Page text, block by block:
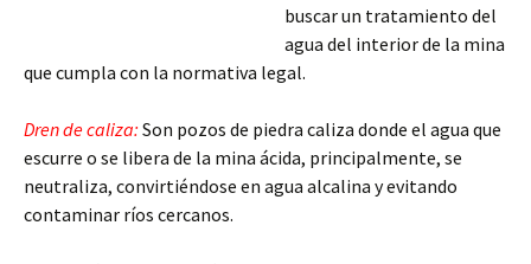
buscar un tratamiento del
agua del interior de la mina
que cumpla con la normativa legal.
Dren de caliza: Son pozos de piedra caliza donde el agua que
escurre o se libera de la mina ácida, principalmente, se
neutraliza, convirtiéndose en agua alcalina y evitando
contaminar ríos cercanos.